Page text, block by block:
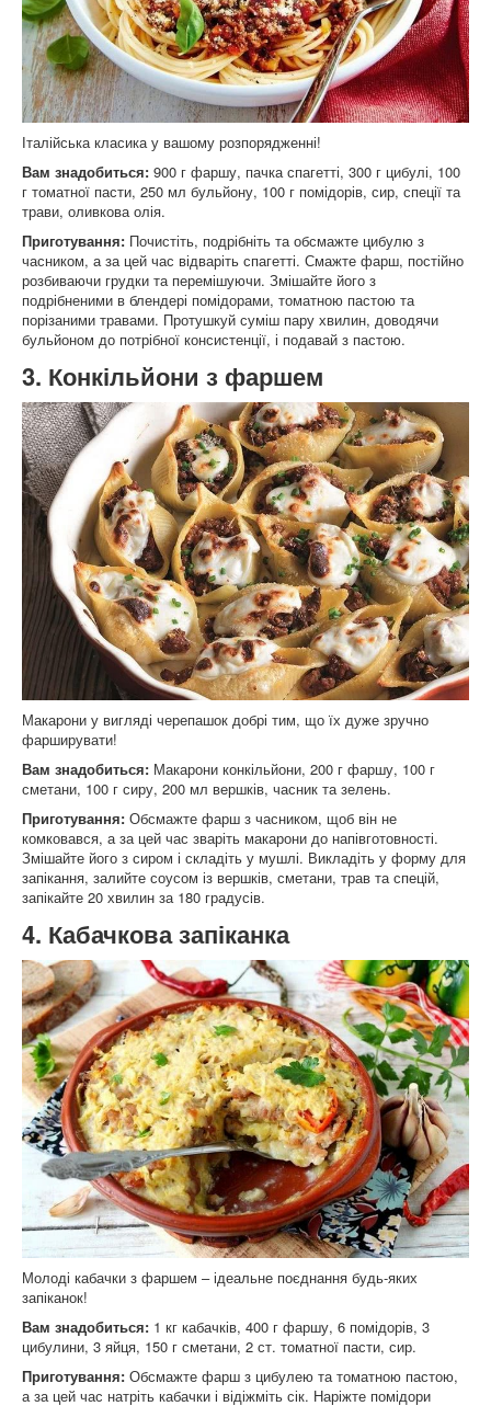
Італійська класика у вашому розпорядженні!
Вам знадобиться: 900 г фаршу, пачка спагетті, 300 г цибулі, 100
г томатної пасти, 250 мл бульйону, 100 г помідорів, сир, спеції та
трави, оливкова олія.
Приготування: Почистіть, подрібніть та обсмажте цибулю з
часником, а за цей час відваріть спагетті. Смажте фарш, постійно
розбиваючи грудки та перемішуючи. Змішайте його з
подрібненими в блендері помідорами, томатною пастою та
порізаними травами. Протушкуй суміш пару хвилин, доводячи
бульйоном до потрібної консистенції, і подавай з пастою.
3. Конкільйони з фаршем
Макарони у вигляді черепашок добрі тим, що їх дуже зручно
фарширувати!
Вам знадобиться: Макарони конкільйони, 200 г фаршу, 100 г
сметани, 100 г сиру, 200 мл вершків, часник та зелень.
Приготування: Обсмажте фарш з часником, щоб він не
комковався, а за цей час зваріть макарони до напівготовності.
Змішайте його з сиром і складіть у мушлі. Викладіть у форму для
запікання, залийте соусом із вершків, сметани, трав та спецій,
запікайте 20 хвилин за 180 градусів.
4. Кабачкова запіканка
Молоді кабачки з фаршем – ідеальне поєднання будь-яких
запіканок!
Вам знадобиться: 1 кг кабачків, 400 г фаршу, 6 помідорів, 3
цибулини, 3 яйця, 150 г сметани, 2 ст. томатної пасти, сир.
Приготування: Обсмажте фарш з цибулею та томатною пастою,
а за цей час натріть кабачки і відіжміть сік. Наріжте помідори